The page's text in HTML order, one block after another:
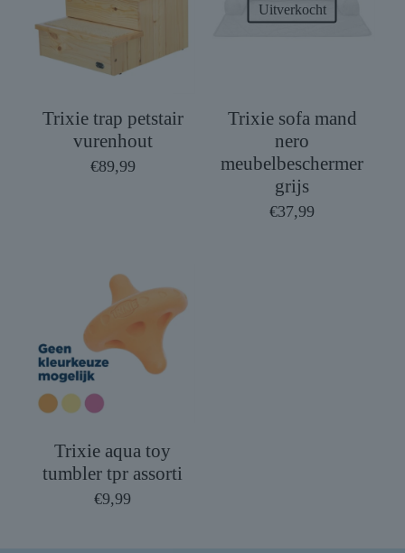
Trixie trap petstair
vurenhout
€89,99
Uitverkocht
Trixie sofa mand
nero
meubelbeschermer
grijs
€37,99
Trixie aqua toy
tumbler tpr assorti
€9,99